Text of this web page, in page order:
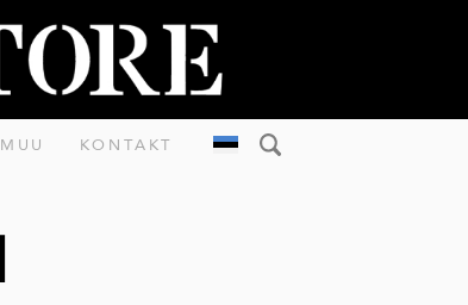
MUU KONTAKT